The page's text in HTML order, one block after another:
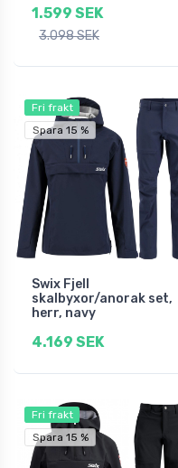
1.599 SEK
3.098 SEK
Fri frakt
Spara 15 %
Swix Fjell
skalbyxor/anorak set,
herr, navy
4.169 SEK
Fri frakt
Spara 15 %